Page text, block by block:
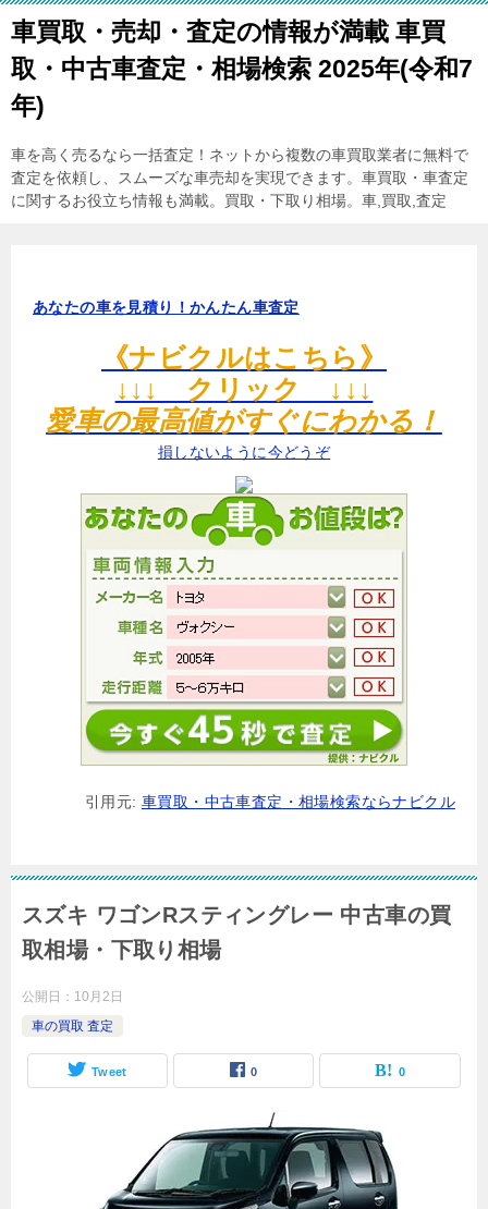
車買取・売却・査定の情報が満載 車買
取・中古車査定・相場検索 2025年(令和7
年)
車を高く売るなら一括査定！ネットから複数の車買取業者に無料で
査定を依頼し、スムーズな車売却を実現できます。車買取・車査定
に関するお役立ち情報も満載。買取・下取り相場。車,買取,査定
あなたの車を見積り！かんたん車査定
《ナビクルはこちら》
↓↓↓ クリック ↓↓↓
愛車の最高値がすぐにわかる！
損しないように今どうぞ
引用元: 車買取・中古車査定・相場検索ならナビクル
スズキ ワゴンRスティングレー 中古車の買
取相場・下取り相場
公開日： 10月2日
車の買取 査定
Tweet 0 0